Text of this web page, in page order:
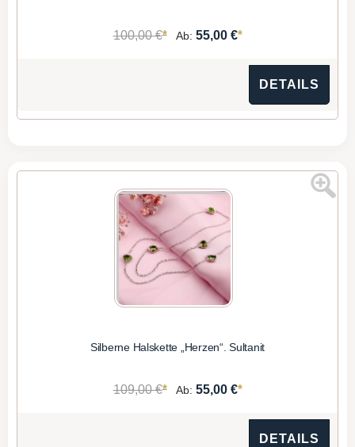
100,00 €* Ab: 55,00 €*
DETAILS
Silberne Halskette „Herzen“. Sultanit
109,00 €* Ab: 55,00 €*
DETAILS